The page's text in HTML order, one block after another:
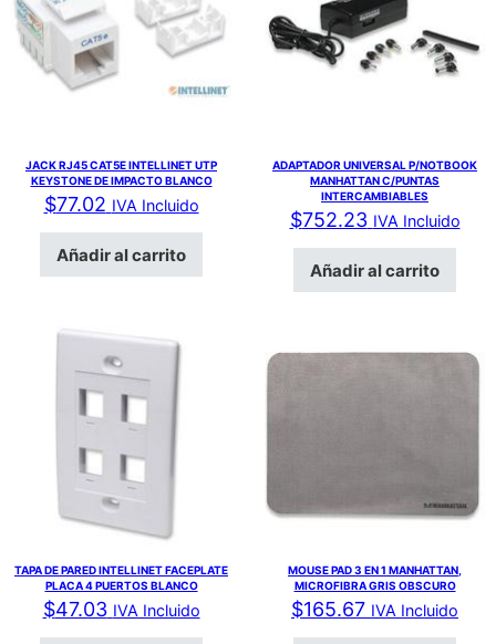
JACK RJ45 CAT5E INTELLINET UTP
KEYSTONE DE IMPACTO BLANCO
$77.02 IVA Incluido
Añadir al carrito
ADAPTADOR UNIVERSAL P/NOTBOOK
MANHATTAN C/PUNTAS
INTERCAMBIABLES
$752.23 IVA Incluido
Añadir al carrito
TAPA DE PARED INTELLINET FACEPLATE
PLACA 4 PUERTOS BLANCO
$47.03 IVA Incluido
MOUSE PAD 3 EN 1 MANHATTAN,
MICROFIBRA GRIS OBSCURO
$165.67 IVA Incluido